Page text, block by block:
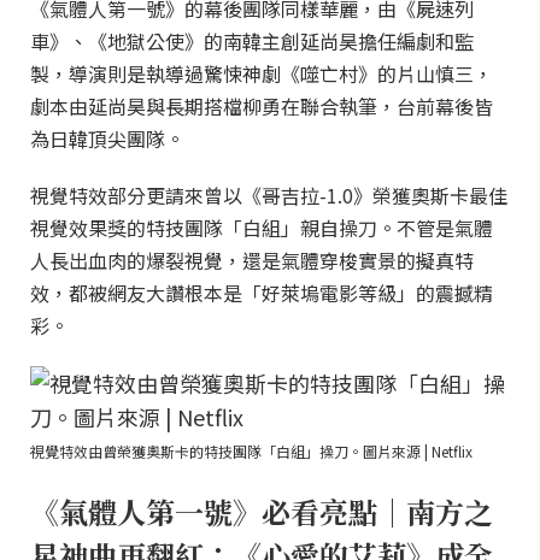
《氣體人第一號》的幕後團隊同樣華麗，由《屍速列
車》、《地獄公使》的南韓主創延尚昊擔任編劇和監
製，導演則是執導過驚悚神劇《噬亡村》的片山慎三，
劇本由延尚昊與長期搭檔柳勇在聯合執筆，台前幕後皆
為日韓頂尖團隊。
視覺特效部分更請來曾以《哥吉拉-1.0》榮獲奧斯卡最佳
視覺效果獎的特技團隊「白組」親自操刀。不管是氣體
人長出血肉的爆裂視覺，還是氣體穿梭實景的擬真特
效，都被網友大讚根本是「好萊塢電影等級」的震撼精
彩。
視覺特效由曾榮獲奧斯卡的特技團隊「白組」操刀。圖片來源 | Netflix
《氣體人第一號》必看亮點｜南方之